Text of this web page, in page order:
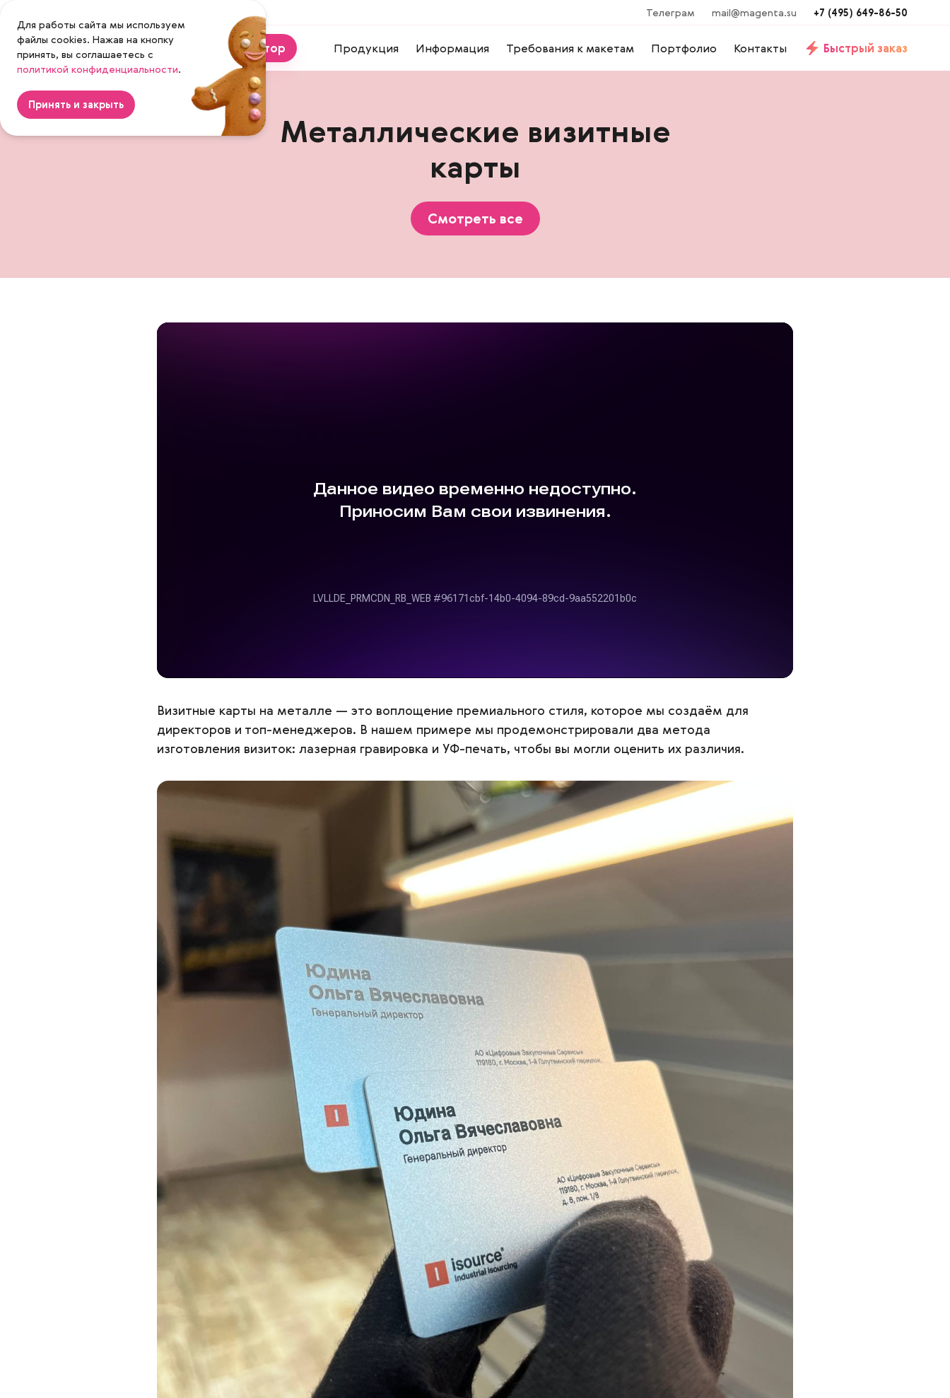
Телеграм mail@magenta.su +7 (495) 649-86-50
Magenta
Быстрый заказ
Калькулятор Продукция Информация Требования к макетам Портфолио Контакты
Металлические визитные
карты
Смотреть все
Визитные карты на металле — это воплощение премиального стиля, которое мы создаём для
директоров и топ-менеджеров. В нашем примере мы продемонстрировали два метода
изготовления визиток: лазерная гравировка и УФ-печать, чтобы вы могли оценить их различия.
Для работы сайта мы используем
файлы cookies. Нажав на кнопку
принять, вы соглашаетесь с
политикой конфиденциальности.
Принять и закрыть